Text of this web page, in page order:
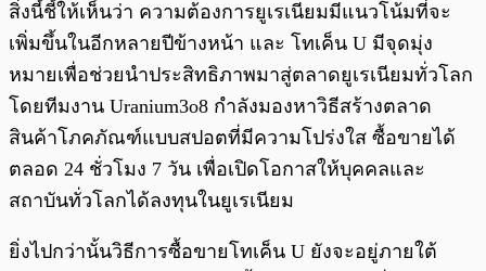
สิ่งนี้ชี้ให้เห็นว่า ความต้องการยูเรเนียมมีแนวโน้มที่จะ
เพิ่มขึ้นในอีกหลายปีข้างหน้า และ โทเค็น U มีจุดมุ่ง
หมายเพื่อช่วยนำประสิทธิภาพมาสู่ตลาดยูเรเนียมทั่วโลก
โดยทีมงาน Uranium3o8 กำลังมองหาวิธีสร้างตลาด
สินค้าโภคภัณฑ์แบบสปอตที่มีความโปร่งใส ซื้อขายได้
ตลอด 24 ชั่วโมง 7 วัน เพื่อเปิดโอกาสให้บุคคลและ
สถาบันทั่วโลกได้ลงทุนในยูเรเนียม
ยิ่งไปกว่านั้นวิธีการซื้อขายโทเค็น U ยังจะอยู่ภายใต้